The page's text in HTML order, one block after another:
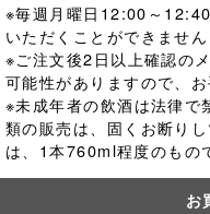
※毎週月曜日12:00～
いただくことができません
※ご注文後2日以上確認の
可能性がありますので、
※未成年者の飲酒は法律で
類の販売は、固くお断り
は、1本760ml程度のもの
お